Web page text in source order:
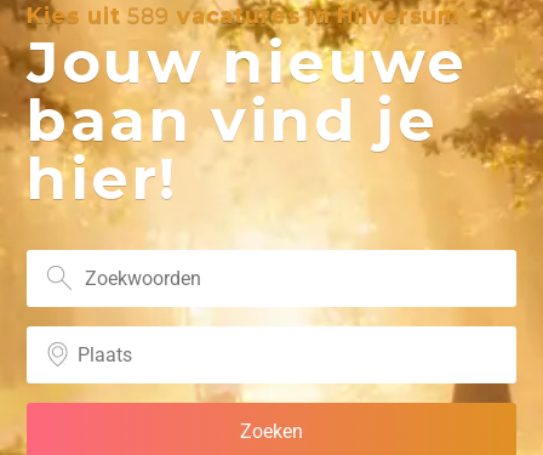
Kies uit589 vacatures in Hilversum
Jouw nieuwe
baan vind je
hier!